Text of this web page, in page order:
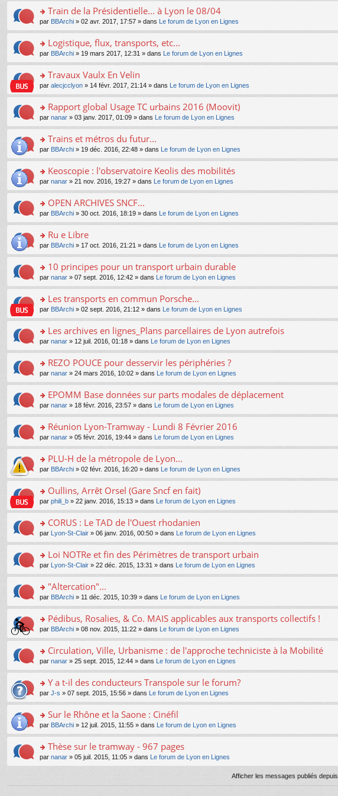
e
nt
s
ré
c
e
nt
le
pl
u
s
ré
c
e
nt
n
n
le
pl
u
s
ré
c
e
nt
a
g
e
n
n
le
pl
u
s
ré
c
e
nt
le
m
e
s
a
g
e
n
n
le
pl
u
s
ré
c
e
nt
s
ult
er
le
m
e
s
a
g
e
n
n
le
pl
u
s
ré
c
e
nt
o
n
s
ult
er
le
m
e
s
a
g
e
n
n
le
pl
u
s
ré
c
e
nt
Train de la Présidentielle... à Lyon le 08/04
par BBArchi » 02 avr. 2017, 17:57 » dans Le forum de Lyon en Lignes
o
n
s
ult
er
le
m
e
s
a
g
e
n
n
le
pl
u
s
ré
c
e
nt
Logistique, flux, transports, etc...
par BBArchi » 19 mars 2017, 12:31 » dans Le forum de Lyon en Lignes
o
n
s
ult
er
le
m
e
s
a
g
e
n
n
le
pl
u
s
ré
c
e
nt
Travaux Vaulx En Velin
par alecjcclyon » 14 févr. 2017, 21:14 » dans Le forum de Lyon en Lignes
o
n
s
ult
er
le
m
e
s
a
g
e
n
n
le
pl
u
s
ré
c
e
nt
Rapport global Usage TC urbains 2016 (Moovit)
par nanar » 03 janv. 2017, 01:09 » dans Le forum de Lyon en Lignes
o
n
s
ult
er
le
m
e
s
a
g
e
n
n
le
pl
u
s
ré
c
e
nt
Trains et métros du futur...
par BBArchi » 19 déc. 2016, 22:48 » dans Le forum de Lyon en Lignes
o
n
s
ult
er
le
m
e
s
a
g
e
n
n
le
pl
u
s
ré
c
e
nt
Keoscopie : l'observatoire Keolis des mobilités
par nanar » 21 nov. 2016, 19:27 » dans Le forum de Lyon en Lignes
o
n
s
ult
er
le
m
e
s
a
g
e
n
n
le
pl
u
s
ré
c
e
nt
OPEN ARCHIVES SNCF...
par BBArchi » 30 oct. 2016, 18:19 » dans Le forum de Lyon en Lignes
o
n
s
ult
er
le
m
e
s
a
g
e
n
n
le
pl
u
s
ré
c
e
nt
Ru e Libre
par BBArchi » 17 oct. 2016, 21:21 » dans Le forum de Lyon en Lignes
o
n
s
ult
er
le
m
e
s
a
g
e
n
n
le
pl
u
s
ré
c
e
nt
10 principes pour un transport urbain durable
par nanar » 07 sept. 2016, 12:42 » dans Le forum de Lyon en Lignes
o
n
s
ult
er
le
m
e
s
a
g
e
n
n
le
pl
u
s
ré
c
e
nt
Les transports en commun Porsche...
par BBArchi » 02 sept. 2016, 21:12 » dans Le forum de Lyon en Lignes
o
n
s
ult
er
le
m
e
s
a
g
e
n
n
le
pl
u
s
ré
c
e
nt
Les archives en lignes_Plans parcellaires de Lyon autrefois
par nanar » 12 juil. 2016, 01:18 » dans Le forum de Lyon en Lignes
o
n
s
ult
er
le
m
e
s
a
g
e
n
n
le
pl
u
s
ré
c
e
nt
REZO POUCE pour desservir les périphéries ?
par nanar » 24 mars 2016, 10:02 » dans Le forum de Lyon en Lignes
o
n
s
ult
er
le
m
e
s
a
g
e
n
n
le
pl
u
s
ré
c
e
nt
EPOMM Base données sur parts modales de déplacement
par nanar » 18 févr. 2016, 23:57 » dans Le forum de Lyon en Lignes
o
n
s
ult
er
le
m
e
s
a
g
e
n
n
le
pl
u
s
ré
c
e
nt
Réunion Lyon-Tramway - Lundi 8 Février 2016
par nanar » 05 févr. 2016, 19:44 » dans Le forum de Lyon en Lignes
o
n
s
ult
er
le
m
e
s
a
g
e
n
n
le
pl
u
s
ré
c
e
nt
PLU-H de la métropole de Lyon...
par BBArchi » 02 févr. 2016, 16:20 » dans Le forum de Lyon en Lignes
o
n
s
ult
er
le
m
e
s
a
g
e
n
n
le
pl
u
s
ré
c
e
nt
Oullins, Arrêt Orsel (Gare Sncf en fait)
par phili_b » 22 janv. 2016, 15:13 » dans Le forum de Lyon en Lignes
o
n
s
ult
er
le
m
e
s
a
g
e
n
n
le
pl
u
s
ré
c
e
nt
CORUS : Le TAD de l'Ouest rhodanien
par Lyon-St-Clair » 06 janv. 2016, 00:50 » dans Le forum de Lyon en Lignes
o
n
s
ult
er
le
m
e
s
a
g
e
n
n
le
pl
u
s
ré
c
Loi NOTRe et fin des Périmètres de transport urbain
par Lyon-St-Clair » 22 déc. 2015, 13:31 » dans Le forum de Lyon en Lignes
o
n
s
ult
er
le
m
e
s
a
g
e
n
n
le
pl
u
ré
"Altercation"...
par BBArchi » 11 déc. 2015, 10:39 » dans Le forum de Lyon en Lignes
o
n
s
ult
er
le
m
e
s
a
g
e
n
n
Pédibus, Rosalies, & Co. MAIS applicables aux transports collectifs !
par BBArchi » 08 nov. 2015, 11:22 » dans Le forum de Lyon en Lignes
o
n
s
ult
er
le
m
e
s
a
g
e
o
Circulation, Ville, Urbanisme : de l'approche techniciste à la Mobilité
par nanar » 25 sept. 2015, 12:44 » dans Le forum de Lyon en Lignes
o
n
s
ult
er
le
m
e
s
Y a t-il des conducteurs Transpole sur le forum?
par J-s » 07 sept. 2015, 15:56 » dans Le forum de Lyon en Lignes
o
n
s
ult
er
e
Sur le Rhône et la Saone : Cinéfil
par BBArchi » 12 juil. 2015, 11:55 » dans Le forum de Lyon en Lignes
o
n
ult
Thèse sur le tramway - 967 pages
par nanar » 05 juil. 2015, 11:05 » dans Le forum de Lyon en Lignes
Afficher les messages publiés depuis